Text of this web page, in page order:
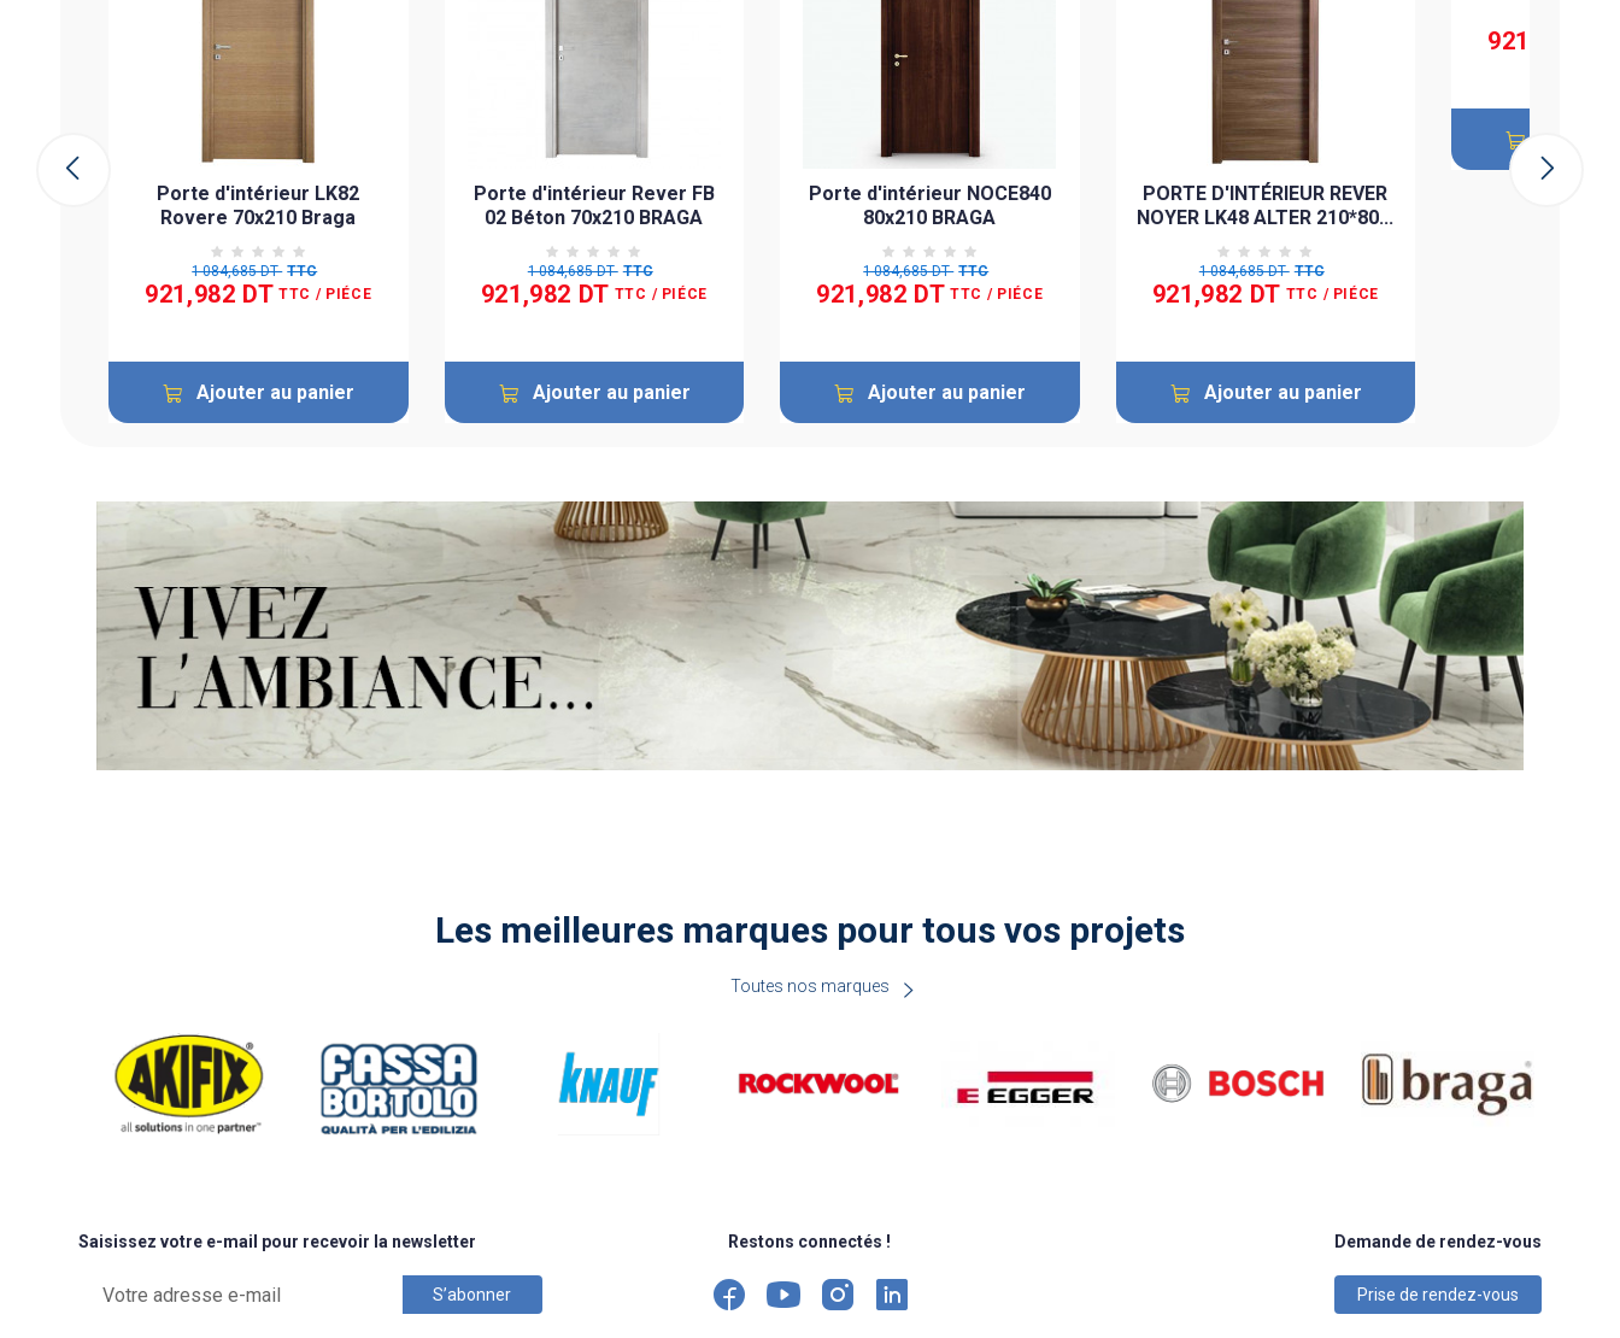
Porte d'intérieur LK82
Rovere 70x210 Braga
1 084,685 DT TTC
921,982 DT TTC / PIÉCE
Ajouter au panier
Porte d'intérieur Rever FB
02 Béton 70x210 BRAGA
1 084,685 DT TTC
921,982 DT TTC / PIÉCE
Ajouter au panier
Porte d'intérieur NOCE840
80x210 BRAGA
1 084,685 DT TTC
921,982 DT TTC / PIÉCE
Ajouter au panier
PORTE D'INTÉRIEUR REVER
NOYER LK48 ALTER 210*80...
1 084,685 DT TTC
921,982 DT TTC / PIÉCE
Ajouter au panier
921,982 DT
Les meilleures marques pour tous vos projets
Toutes nos marques
Saisissez votre e-mail pour recevoir la newsletter Restons connectés ! Demande de rendez-vous
Prise de rendez-vous